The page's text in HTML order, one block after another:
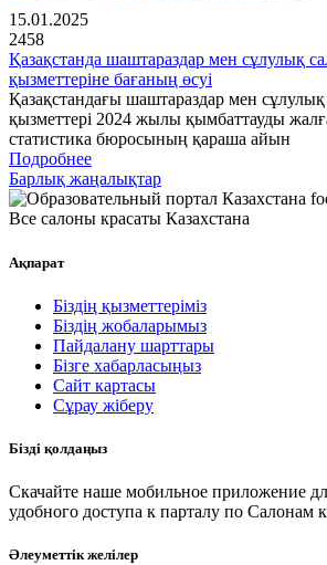
15.01.2025
2458
Қазақстанда шаштараздар мен сұлулық
қызметтеріне бағаның өсуі
Қазақстандағы шаштараздар мен
қызметтері 2024 жылы қымбаттауды
статистика бюросының қараша айын
Подробнее
Барлық жаңалықтар
Все салоны красаты Казахстана
Ақпарат
Біздің қызметтеріміз
Біздің жобаларымыз
Пайдалану шарттары
Бізге хабарласыңыз
Сайт картасы
Сұрау жіберу
Бізді қолдаңыз
Скачайте наше мобильное приложение
удобного доступа к парталу по Салонам
Әлеуметтік желілер